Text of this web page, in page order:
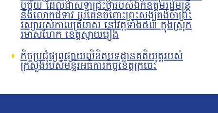
បច្ច័យ ដែលជាសទ្ធាជ្រះថ្លារបស់ឯកឧត្តមរដ្ឋមន្រ្តី
និងលោកជំទាវ ប្រគេនចំពោះព្រះសង្ឃគង់ចាំព្រះ
វស្សាអស់កាលត្រីមាស នៅវត្តទាំង៥៣ ក្នុងស្រុក
រមាសហែក ខេត្តស្វាយរៀង
កិច្ចប្រជុំផ្សព្វផ្សាយលិខិតបទដ្ឋានគតិយុត្តរបស់
ក្រសួងរបស់មន្ទីរអធិការកិច្ចខេត្តក្រចេះ